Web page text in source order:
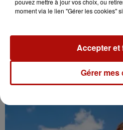
10h51
Casque obligatoire pour
électriques : Le Touquet
moment via le lien "Gérer les cookies"
Gérer mes
Accepter et